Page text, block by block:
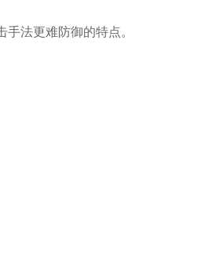
法更难防御的特点。